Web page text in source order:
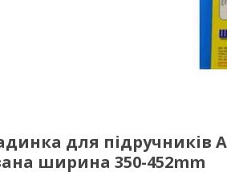
для підручників
ширина 350-452mm